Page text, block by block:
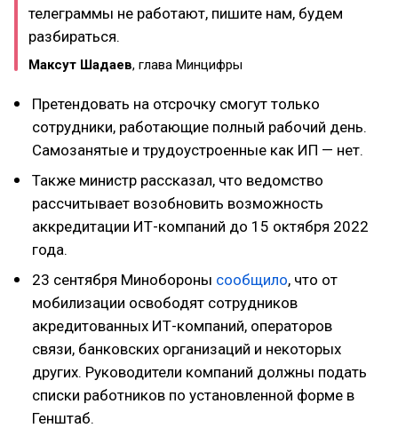
телеграммы не работают, пишите нам, будем
разбираться.
Максут Шадаев, глава Минцифры
Претендовать на отсрочку смогут только
сотрудники, работающие полный рабочий день.
Самозанятые и трудоустроенные как ИП — нет.
Также министр рассказал, что ведомство
рассчитывает возобновить возможность
аккредитации ИТ-компаний до 15 октября 2022
года.
23 сентября Минобороны сообщило, что от
мобилизации освободят сотрудников
акредитованных ИТ-компаний, операторов
связи, банковских организаций и некоторых
других. Руководители компаний должны подать
списки работников по установленной форме в
Генштаб.